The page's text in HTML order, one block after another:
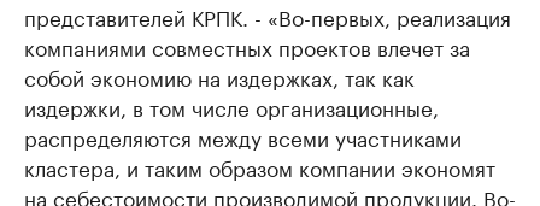
представителей КРПК. - «Во-первых, реализация
компаниями совместных проектов влечет за
собой экономию на издержках, так как
издержки, в том числе организационные,
распределяются между всеми участниками
кластера, и таким образом компании экономят
на себестоимости производимой продукции. Во-